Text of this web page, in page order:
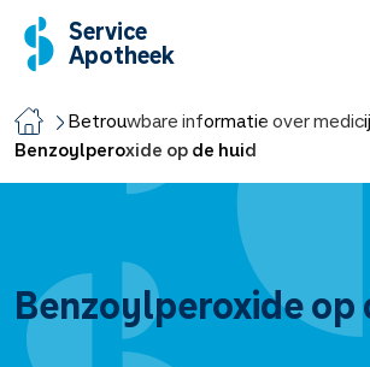
Service
Apotheek
Betrouwbare informatie over
Benzoylperoxide op de huid
Benzoylperoxide op